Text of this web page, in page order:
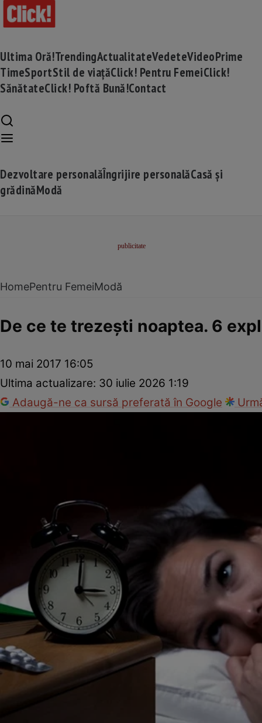
Ultima Oră!TrendingActualitateVedeteVideoPrime
TimeSportStil de viațăClick! Pentru FemeiClick!
SănătateClick! Poftă Bună!Contact
Dezvoltare personalăÎngrijire personalăCasă și
grădinăModă
HomePentru FemeiModă
De ce te trezeşti noaptea. 6
10 mai 2017 16:05
Ultima actualizare: 30 iulie 2026 1:19
Adaugă-ne ca sursă preferată în Google